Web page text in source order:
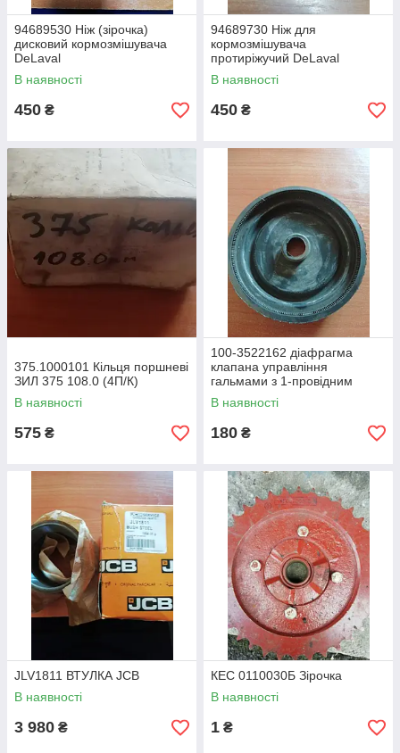
94689530 Ніж (зірочка)
дисковий кормозмішувача
DeLaval
В наявності
450 ₴
94689730 Ніж для
кормозмішувача
протиріжучий DeLaval
В наявності
450 ₴
375.1000101 Кільця поршневі
ЗИЛ 375 108.0 (4П/К)
В наявності
575 ₴
100-3522162 діафрагма
клапана управління
гальмами з 1-провідним
приводом
В наявності
180 ₴
JLV1811 ВТУЛКА JCB
В наявності
3 980 ₴
КЕС 0110030Б Зірочка
В наявності
1 ₴